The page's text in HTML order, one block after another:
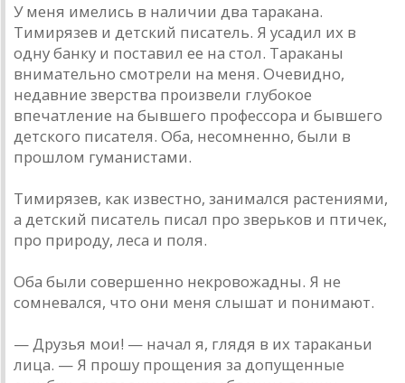
У меня имелись в наличии два таракана.
Тимирязев и детский писатель. Я усадил их в
одну банку и поставил ее на стол. Тараканы
внимательно смотрели на меня. Очевидно,
недавние зверства произвели глубокое
впечатление на бывшего профессора и бывшего
детского писателя. Оба, несомненно, были в
прошлом гуманистами.
Тимирязев, как известно, занимался растениями,
а детский писатель писал про зверьков и птичек,
про природу, леса и поля.
Оба были совершенно некровожадны. Я не
сомневался, что они меня слышат и понимают.
— Друзья мои! — начал я, глядя в их тараканьи
лица. — Я прошу прощения за допущенные